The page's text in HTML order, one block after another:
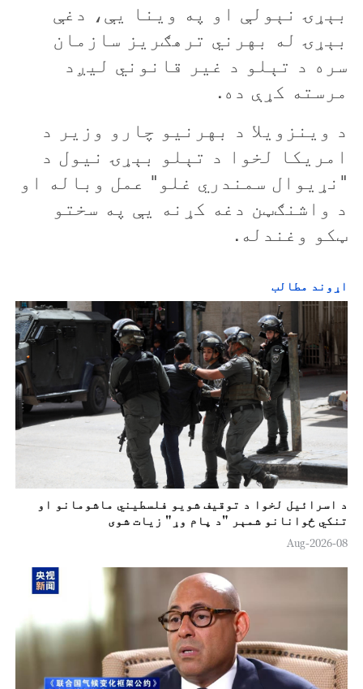
بېړۍ نېولې او په وينا يې، دغې
بېړۍ له بهرني ترهګريز سازمان
سره د تېلو د غير قانوني ليږد
مرسته کړې ده.
د وینزویلا د بهرنیو چارو وزیر د
امریکا لخوا د تېلو بېړۍ نيول د
"نړیوال سمندري غلو" عمل وباله او
د واشنګټن دغه کړنه يې په سختو
ټکو وغندله.
اړوند مطالب
د اسرائيل لخوا د توقيف شویو فلسطیني ماشومانو او
تنکي ځوانانو شمېر "د پام وړ" زیات شوی
08-Aug-2026